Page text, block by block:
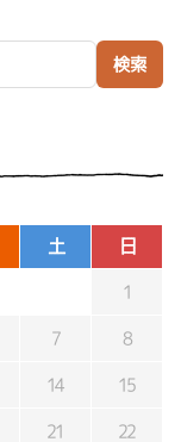
土 日
1
7 8
14 15
21 22